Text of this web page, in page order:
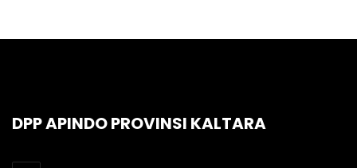
DPP APINDO PROVINSI KALTARA